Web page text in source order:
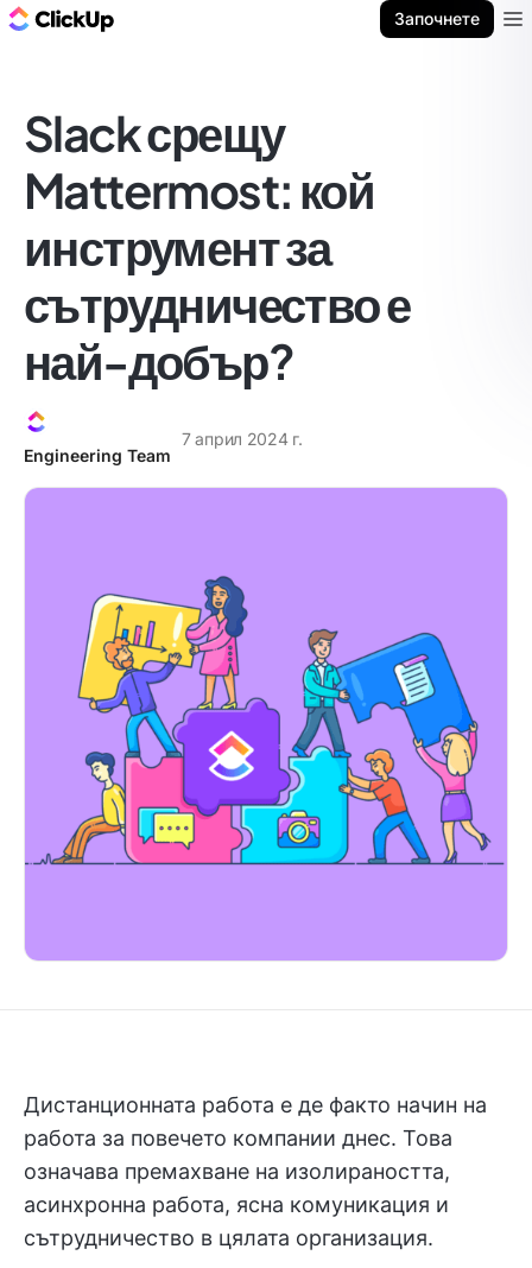
Започнете
Slack срещу
Mattermost: кой
инструмент за
сътрудничество е
най-добър?
Engineering Team
7 април 2024 г.
Дистанционната работа е де факто начин на
работа за повечето компании днес. Това
означава премахване на изолираността,
асинхронна работа, ясна комуникация и
сътрудничество в цялата организация.